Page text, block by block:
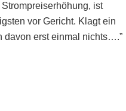
ist
vor Gericht. Klagt ein
davon erst einmal nichts….”